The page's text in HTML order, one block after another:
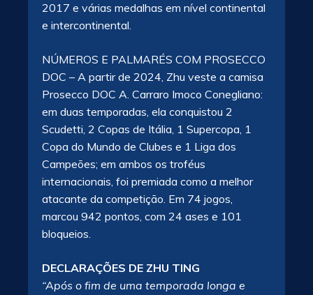
2017 e várias medalhas em nível continental
e intercontinental.
NÚMEROS E PALMARÉS COM PROSECCO
DOC – A partir de 2024, Zhu veste a camisa
Prosecco DOC A. Carraro Imoco Conegliano:
em duas temporadas, ela conquistou 2
Scudetti, 2 Copas de Itália, 1 Supercopa, 1
Copa do Mundo de Clubes e 1 Liga dos
Campeões; em ambos os troféus
internacionais, foi premiada como a melhor
atacante da competição. Em 74 jogos,
marcou 942 pontos, com 24 ases e 101
bloqueios.
DECLARAÇÕES DE ZHU TING
“Após o fim de uma temporada longa e